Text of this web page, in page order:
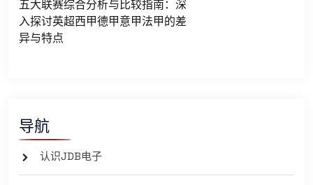
五大联赛综合分析与比较指南：深
入探讨英超西甲德甲意甲法甲的差
异与特点
导航
认识JDB电子